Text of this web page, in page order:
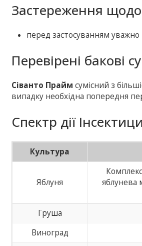
Застереження
перед застосуванням
Перевірені бакові
Сіванто Прайм сумісний з
випадку необхідна попередня
Спектр дії
Культура
Яблуня
яблунева
Груша
Виноград